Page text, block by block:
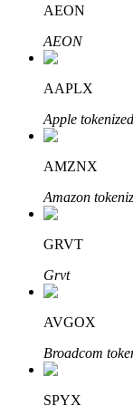
Bloqueios de
Investimentos
Empréstimos
AEON
AEON
AAPLX
Apple
AMZNX
Amazon
GRVT
Grvt
AVGOX
Broadcom
SPYX